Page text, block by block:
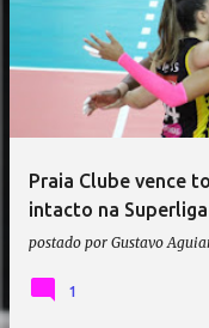
s
t
Praia Clube vence
intacto na Superliga
postado por Gustavo
1